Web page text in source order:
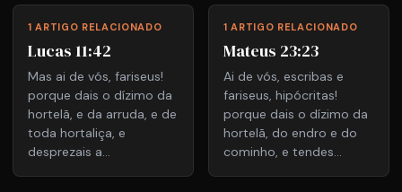
1 ARTIGO RELACIONADO
Lucas 11:42
Mas ai de vós, fariseus!
porque dais o dízimo da
hortelã, e da arruda, e de
toda hortaliça, e
desprezais a...
1 ARTIGO RELACIONADO
Mateus 23:23
Ai de vós, escribas e
fariseus, hipócritas!
porque dais o dízimo da
hortelã, do endro e do
cominho, e tendes...